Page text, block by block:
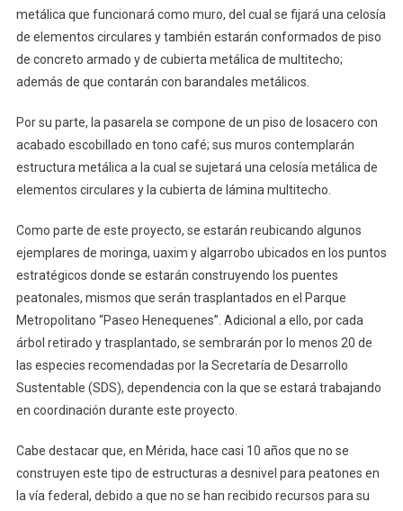
metálica que funcionará como muro, del cual se fijará una celosía
de elementos circulares y también estarán conformados de piso
de concreto armado y de cubierta metálica de multitecho;
además de que contarán con barandales metálicos.
Por su parte, la pasarela se compone de un piso de losacero con
acabado escobillado en tono café; sus muros contemplarán
estructura metálica a la cual se sujetará una celosía metálica de
elementos circulares y la cubierta de lámina multitecho.
Como parte de este proyecto, se estarán reubicando algunos
ejemplares de moringa, uaxim y algarrobo ubicados en los puntos
estratégicos donde se estarán construyendo los puentes
peatonales, mismos que serán trasplantados en el Parque
Metropolitano “Paseo Henequenes”. Adicional a ello, por cada
árbol retirado y trasplantado, se sembrarán por lo menos 20 de
las especies recomendadas por la Secretaría de Desarrollo
Sustentable (SDS), dependencia con la que se estará trabajando
en coordinación durante este proyecto.
Cabe destacar que, en Mérida, hace casi 10 años que no se
construyen este tipo de estructuras a desnivel para peatones en
la vía federal, debido a que no se han recibido recursos para su